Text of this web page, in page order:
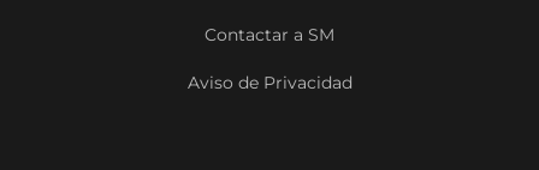
Contactar a SM
Aviso de Privacidad